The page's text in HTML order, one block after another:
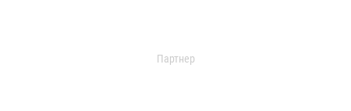
Партнер